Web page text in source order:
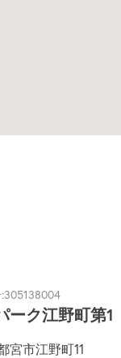
ーク江野町第1
宮市江野町11